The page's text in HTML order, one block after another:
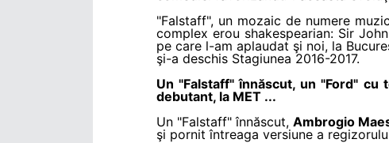
"Falstaff", un mozaic de numere
complex erou shakespearian: Sir
pe care l-am aplaudat şi noi, la
şi-a deschis Stagiunea 2016-2017.
Un "Falstaff" înnăscut, un "Ford"
debutant, la MET ...
Un "Falstaff" înnăscut,Ambrogio
şi pornit întreaga versiune a